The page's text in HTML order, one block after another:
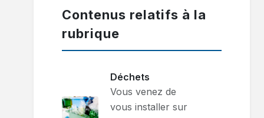
Contenus relatifs à la
rubrique
Déchets
Vous venez de
vous installer sur